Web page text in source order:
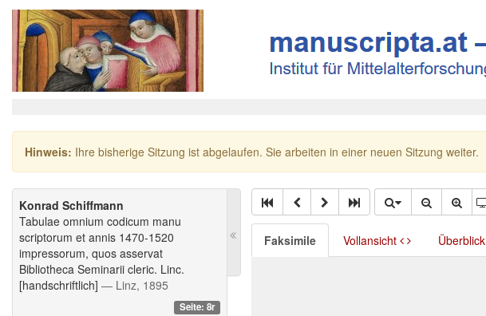
Hinweis: Ihre bisherige Sitzung ist abgelaufen. Sie arbeiten in einer neuen Sitzung weiter.
Konrad Schiffmann
Tabulae omnium codicum manu
scriptorum et annis 1470-1520
impressorum, quos asservat
Bibliotheca Seminarii cleric. Linc.
[handschriftlich] — Linz, 1895
Seite: 8r
Faksimile Vollansicht Überblick